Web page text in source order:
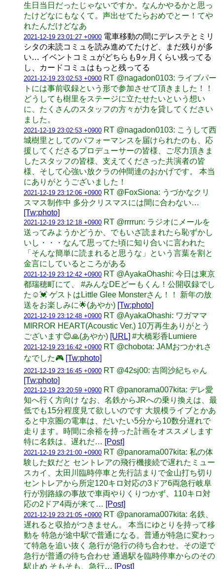
生日当日だったじゃないですか。なんかやるかと思っ
たけどなにもなくて。声出せてたらおめでとー！てや
れたんだけどなあ
2021-12-19 23:01:27 +0900 電車移動の間にデレステとミリ
シタの未読コミュを読み進めてたけど、まだ残りが多
い… イベントコミュがどちらも9ヶ月くらい残ってる
し、カードコミュはもっと残ってる
2021-12-19 23:02:53 +0900 RT @nagadon0103: ライブパー
トには事前収録という形で参加させて頂きました！！
どうしても樹里をステージに立たせたいという想い
に、たくさんのスタッフの方々が力を貸してください
ました。
2021-12-19 23:02:53 +0900 RT @nagadon0103: こうして西
城樹里としてのパフォーマンスを届けられたのも、応
援してくださるプロデューサーの皆様、ご尽力頂きま
したスタッフの皆様、支えてくださった共演者の皆
様、そして心強い放クラの仲間達のおかげです。 本当
にありがとうございました！
2021-12-19 23:12:06 +0900 RT @FoxSiona: うづかなクリ
スマス制作中 多分クリスマスには間に合わない…
[Tw:photo]
2021-12-19 23:12:18 +0900 RT @rrrrun: ラジオにメールを
送ってみようかどうか、でもいざ読まれたら恥ずかし
いし・・・なんて思ってた頃に知り合いに言われた
「そんな簡単に読まれると思うな」という言葉を割と
金言にしているところがある
2021-12-19 23:12:42 +0900 RT @AyakaOhashi: 今日は東京
都瑞穂町にて、 #みんなDEどーもくん！公開収録でし
た☺️💓 ゲストはLittle Glee Monsterさん！！ 新年の放
送をお楽しみに🌟(あやか) [Tw:photo]
2021-12-19 23:12:48 +0900 RT @AyakaOhashi: ワガママ
MIRROR HEART(Acoustic Ver.) 10万再生ありがとう
ございます😊🙏(あやか) [URL] #大橋彩香Lumiere
2021-12-19 23:16:42 +0900 RT @chobota: JAMおつかれさ
なでした🎮 [Tw:photo]
2021-12-19 23:16:45 +0900 RT @42sj00: 吉岡沙紀ちゃん
[Tw:photo]
2021-12-19 23:20:59 +0900 RT @panorama007kita: デレ愛
知へ行く方向け なお、名鉄からJRへの乗り換えは、最
低でも15分程度見て欲しいのです 大規模ライブとかあ
ると中京圏の電車は、だいたい5分から10数分遅れで
走ります。時間に余裕を持った計画をオススメします
特に名鉄は、遅れだ… [Post]
2021-12-19 23:21:00 +0900 RT @panorama007kita: 私の体
験した奴だと セントレアの飛行機接続で遅れたミュー
スカイ、太田川臨時停車と先行詰まりで金山打ち切り
セントレアから所定120キロ対応の3ドア6両急行岐阜
行が別路線の事故で車両やりくりつかず、110キロ対
応の2ドア4両が来て… [Post]
2021-12-19 23:21:05 +0900 RT @panorama007kita: 名鉄、
遅れると収拾がつきません。 本当にゆとりを持って移
動を 特急が途中駅で普通になる。普通が特急に変わっ
て特急を追い抜く 急行が急行の待ち合わせ。その逆で
急行が普通の待ち合わせ 通過駅を臨時停車からのその
駅止め そもそも、急行… [Post]